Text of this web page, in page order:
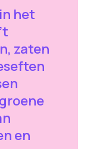
het
zaten
en